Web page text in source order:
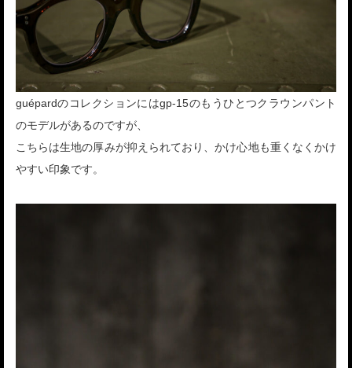
guépardのコレクションにはgp-15のもうひとつクラウンパント
のモデルがあるのですが、
こちらは生地の厚みが抑えられており、かけ心地も重くなくかけ
やすい印象です。